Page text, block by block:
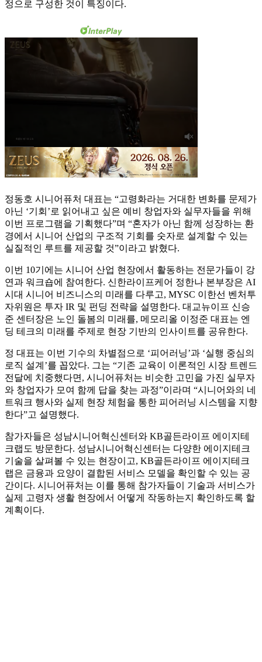
정으로 구성한 것이 특징이다.
정동호 시니어퓨처 대표는 “고령화라는 거대한 변화를 문제가
아닌 ‘기회’로 읽어내고 싶은 예비 창업자와 실무자들을 위해
이번 프로그램을 기획했다”며 “혼자가 아닌 함께 성장하는 환
경에서 시니어 산업의 구조적 기회를 숫자로 설계할 수 있는
실질적인 루트를 제공할 것”이라고 밝혔다.
이번 10기에는 시니어 산업 현장에서 활동하는 전문가들이 강
연과 워크숍에 참여한다. 신한라이프케어 정한나 본부장은 AI
시대 시니어 비즈니스의 미래를 다루고, MYSC 이한선 벤처투
자위원은 투자 IR 및 펀딩 전략을 설명한다. 대교뉴이프 신승
준 센터장은 노인 돌봄의 미래를, 메모리올 이정준 대표는 엔
딩 테크의 미래를 주제로 현장 기반의 인사이트를 공유한다.
정 대표는 이번 기수의 차별점으로 ‘피어러닝’과 ‘실행 중심의
로직 설계’를 꼽았다. 그는 “기존 교육이 이론적인 시장 트렌드
전달에 치중했다면, 시니어퓨처는 비슷한 고민을 가진 실무자
와 창업자가 모여 함께 답을 찾는 과정”이라며 “시니어와의 네
트워크 행사와 실제 현장 체험을 통한 피어러닝 시스템을 지향
한다”고 설명했다.
참가자들은 성남시니어혁신센터와 KB골든라이프 에이지테
크랩도 방문한다. 성남시니어혁신센터는 다양한 에이지테크
기술을 살펴볼 수 있는 현장이고, KB골든라이프 에이지테크
랩은 금융과 요양이 결합된 서비스 모델을 확인할 수 있는 공
간이다. 시니어퓨처는 이를 통해 참가자들이 기술과 서비스가
실제 고령자 생활 현장에서 어떻게 작동하는지 확인하도록 할
계획이다.